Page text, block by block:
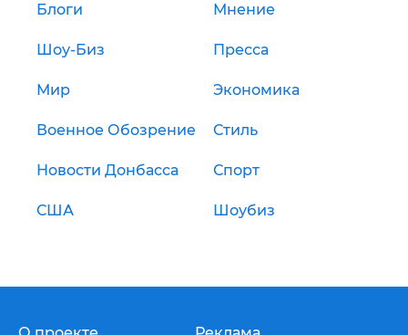
Блоги Мнение
Шоу-Биз Пресса
Мир Экономика
Военное Обозрение Стиль
Новости Донбасса Спорт
США Шоубиз